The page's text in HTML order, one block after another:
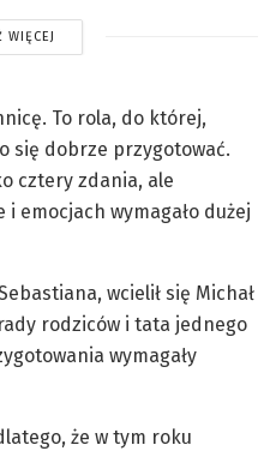
WIĘCEJ
To rola, do której,
się dobrze przygotować.
cztery zdania, ale
emocjach wymagało dużej
wcielił się Michał
rodziców i tata jednego
wymagały
że w tym roku